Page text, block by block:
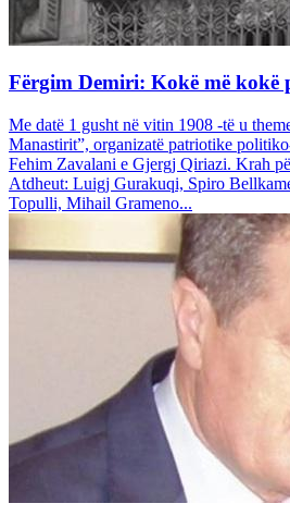
Fërgim Demiri: Kokë më kokë
Me datë 1 gusht në vitin 1908 -të u
Manastirit”, organizatë patriotike
Fehim Zavalani e Gjergj Qiriazi. Krah
Atdheut: Luigj Gurakuqi, Spiro
Topulli, Mihail Grameno...